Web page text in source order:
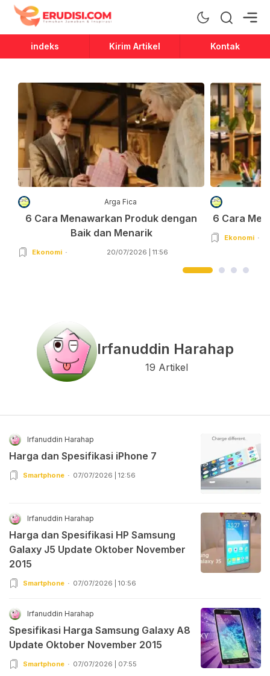
Erudisi
Temukan Jawaban dan Inspirasi
indeks Kirim Artikel Kontak
Arga Fica
6 Cara Menawarkan Produk dengan
Baik dan Menarik
Ekonomi 20/07/2026 | 11:56
6 Cara
Ekonomi
Irfanuddin Harahap
19 Artikel
Irfanuddin Harahap
Harga dan Spesifikasi iPhone 7
Smartphone 07/07/2026 | 12:56
Irfanuddin Harahap
Harga dan Spesifikasi HP Samsung
Galaxy J5 Update Oktober November
2015
Smartphone 07/07/2026 | 10:56
Irfanuddin Harahap
Spesifikasi Harga Samsung Galaxy A8
Update Oktober November 2015
Smartphone 07/07/2026 | 07:55